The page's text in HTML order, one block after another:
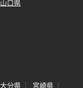
山口県
大分県
宮崎県